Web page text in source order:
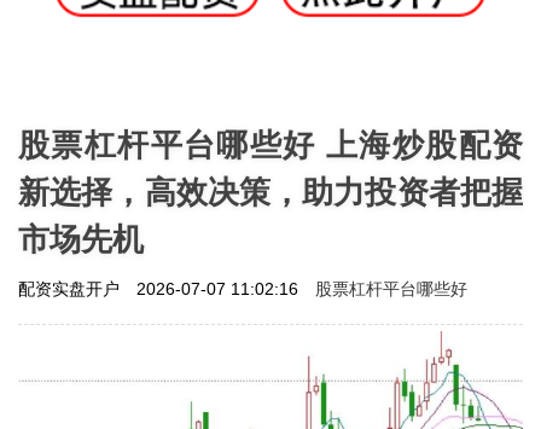
股票杠杆平台哪些好 上海炒股配资
新选择，高效决策，助力投资者把握
市场先机
配资实盘开户 2026-07-07 11:02:16 股票杠杆平台哪些好